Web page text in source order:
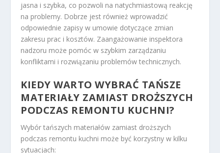
jasna i szybka, co pozwoli na natychmiastową reakcję
na problemy. Dobrze jest również wprowadzić
odpowiednie zapisy w umowie dotyczące zmian
zakresu prac i kosztów. Zaangażowanie inspektora
nadzoru może pomóc w szybkim zarządzaniu
konfliktami i rozwiązaniu problemów technicznych.
KIEDY WARTO WYBRAĆ TAŃSZE
MATERIAŁY ZAMIAST DROŻSZYCH
PODCZAS REMONTU KUCHNI?
Wybór tańszych materiałów zamiast droższych
podczas remontu kuchni może być korzystny w kilku
sytuacjach: